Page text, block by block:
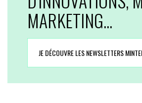
MARKETING...
JE DÉCOUVRE LES NEWSLETTERS